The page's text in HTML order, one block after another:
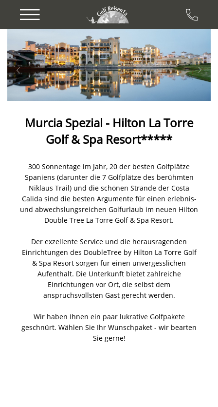
Murcia Spezial - Hilton La Torre
Golf & Spa Resort*****
300 Sonnentage im Jahr, 20 der besten Golfplätze
Spaniens (darunter die 7 Golfplätze des berühmten
Niklaus Trail) und die schönen Strände der Costa
Calida sind die besten Argumente für einen erlebnis-
und abwechslungsreichen Golfurlaub im neuen Hilton
Double Tree La Torre Golf & Spa Resort.
Der exzellente Service und die herausragenden
Einrichtungen des DoubleTree by Hilton La Torre Golf
& Spa Resort sorgen für einen unvergesslichen
Aufenthalt. Die Unterkunft bietet zahlreiche
Einrichtungen vor Ort, die selbst dem
anspruchsvollsten Gast gerecht werden.
Wir haben Ihnen ein paar lukrative Golfpakete
geschnürt. Wählen Sie Ihr Wunschpaket - wir bearten
Sie gerne!